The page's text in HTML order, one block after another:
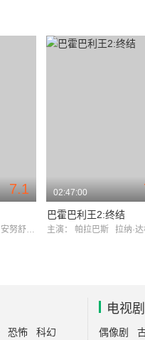
7.1
安努舒卡·谢蒂
02:47:00
巴霍巴利王2:终结
主演： 帕拉巴斯 拉纳·达
恐怖 科幻
电视剧
偶像剧